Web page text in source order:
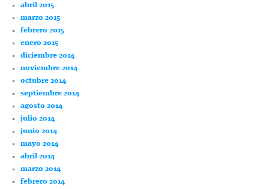
abril 2015
marzo 2015
febrero 2015
enero 2015
diciembre 2014
noviembre 2014
octubre 2014
septiembre 2014
agosto 2014
julio 2014
junio 2014
mayo 2014
abril 2014
marzo 2014
febrero 2014